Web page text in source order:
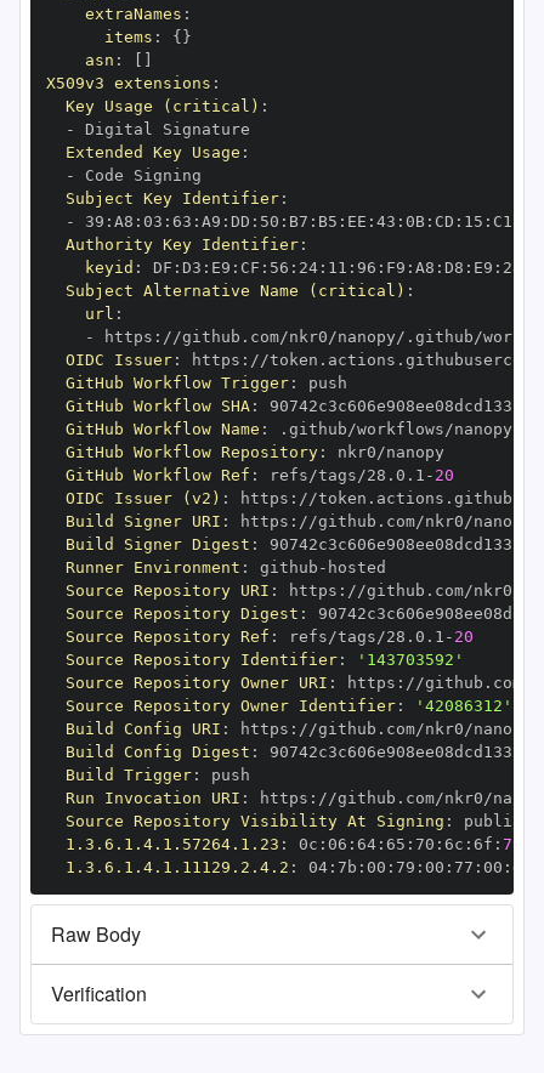
extraNames :
items : { }
asn :
X509v3 extensions :
Key Usage (critical) :
-
Extended Key Usage :
-
Subject Key Identifier:
-
39 : A8 : 03 : 63 : A9 : DD : 50 : B7 : B5 : EE : 43 : 0B: CD : 15 : C1
Authority Key Identifier:
keyid : DF : D3 : E9 : CF : 56 : 24: 11 : 96 : F9 : A8 : D8 : E9 : 28
Subject Alternative Name (critical) :
url :
-
https : //github.com/nkr0/nanopy/.github/
OIDC Issuer: https :
GitHub Workflow Trigger:
GitHub Workflow SHA:
GitHub Workflow Name :
GitHub Workflow Repository:
GitHub Workflow Ref : refs/tags/28.0.1 - 20
OIDC Issuer (v2) : https :
Build Signer URI : https : //github.com/nkr0/
Build Signer Digest :
Runner Environment : github -
Source Repository URI : https :
Source Repository Digest :
Source Repository Ref : refs/tags/28.0.1 - 20
Source Repository Identifier:
'143703592'
Source Repository Owner URI : https :
Source Repository Owner Identifier:
'42086312'
Build Config URI : https : //github.com/nkr0/
Build Config Digest :
Build Trigger:
Run Invocation URI : https :
Source Repository Visibility At Signing :
1.3.6.1.4.1.57264.1.23 : 0c : 06 : 64: 65 : 70 : 6c : 6f : 79
1.3.6.1.4.1.11129.2.4.2 : 04: 7b : 00 : 79 : 00 : 77 : 00 : dd
Raw Body
Verification